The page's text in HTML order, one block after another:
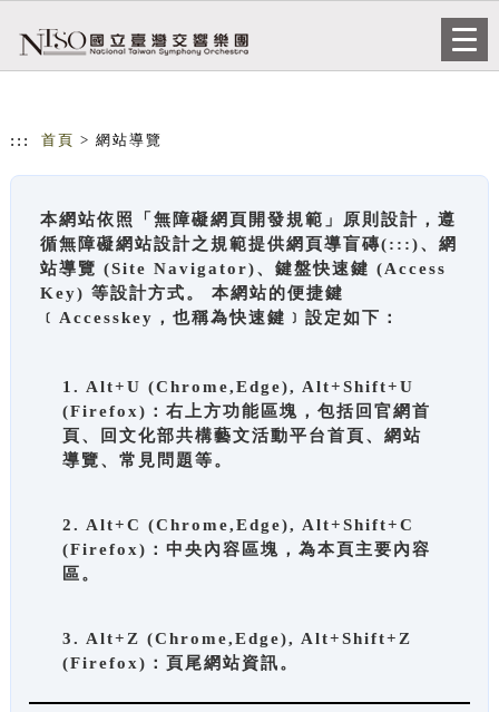
::: 首頁 > 網站導覽
本網站依照「無障礙網頁開發規範」原則設計，遵
循無障礙網站設計之規範提供網頁導盲磚(:::)、網
站導覽 (Site Navigator)、鍵盤快速鍵 (Access
Key) 等設計方式。 本網站的便捷鍵
﹝Accesskey，也稱為快速鍵﹞設定如下：
1. Alt+U (Chrome,Edge), Alt+Shift+U
(Firefox)：右上方功能區塊，包括回官網首
頁、回文化部共構藝文活動平台首頁、網站
導覽、常見問題等。
2. Alt+C (Chrome,Edge), Alt+Shift+C
(Firefox)：中央內容區塊，為本頁主要內容
區。
3. Alt+Z (Chrome,Edge), Alt+Shift+Z
(Firefox)：頁尾網站資訊。